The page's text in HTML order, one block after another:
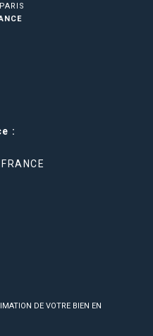
:
DE VOTRE BIEN EN